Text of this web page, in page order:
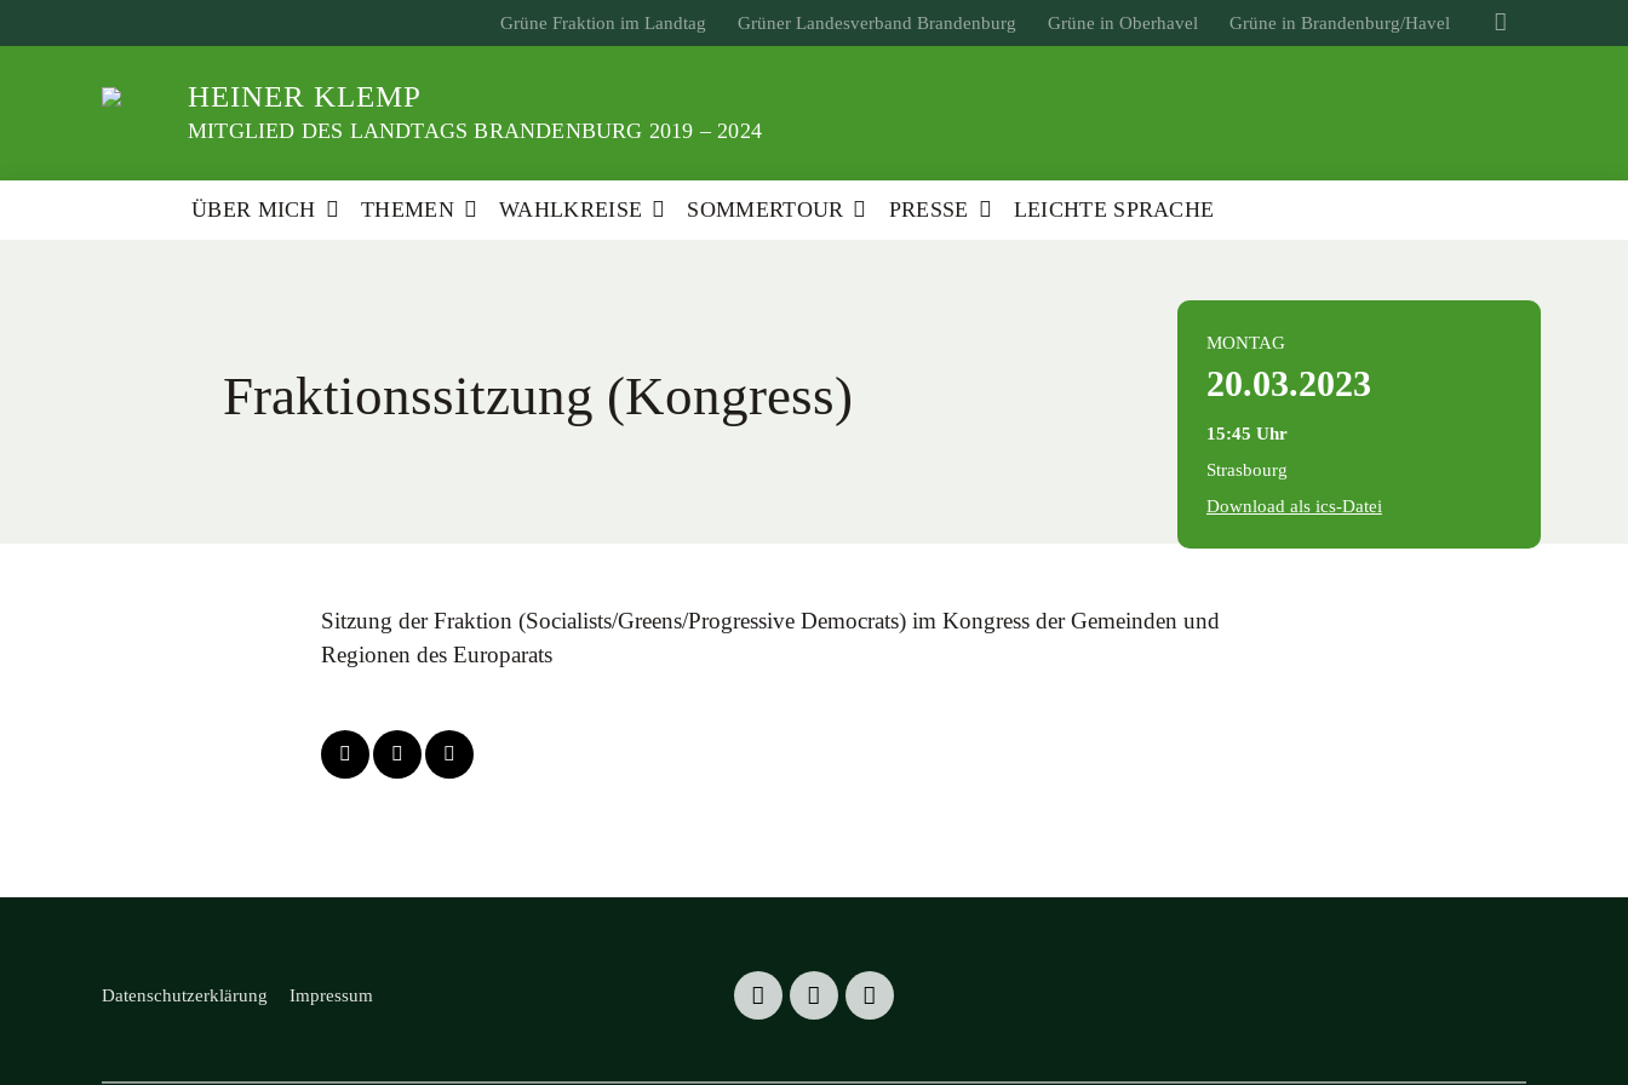
zum
Grüne Fraktion im Landtag Grüner Landesverband Brandenburg Grüne in Oberhavel Grüne in Brandenburg/Havel
HEINER KLEMP
MITGLIED DES LANDTAGS BRANDENBURG 2019 – 2024
ÜBER MICH THEMEN WAHLKREISE SOMMERTOUR PRESSE LEICHTE SPRACHE
Fraktionssitzung (Kongress)
MONTAG
20.03.2023
15:45 Uhr
Strasbourg
Download als ics-Datei
Sitzung der Fraktion (Socialists/Greens/Progressive Democrats) im Kongress der Gemeinden und
Regionen des Europarats
Datenschutzerklärung Impressum